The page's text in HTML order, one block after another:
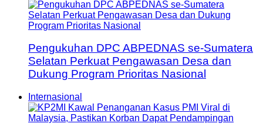
Pengukuhan DPC ABPEDNAS se-Sumatera
Selatan Perkuat Pengawasan Desa dan
Dukung Program Prioritas Nasional
Internasional